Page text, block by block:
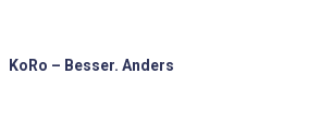
KoRo – Besser. Anders